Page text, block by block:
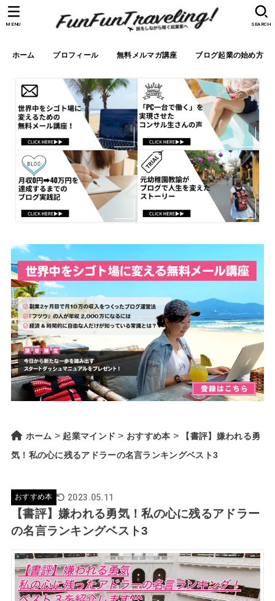
ホーム プロフィール 無料メルマガ講座 ブログ起業の始め方
SEARCH
MENU
ホーム > 起業マインド > おすすめ本 >
【書評】嫌われる勇
気！私の心に残るアドラーの名言ランキングベスト3
おすすめ本 2023.05.11
【書評】嫌われる勇気！私の心に残るアドラー
の名言ランキングベスト3